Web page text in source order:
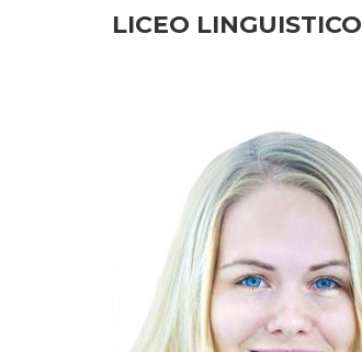
LICEO LINGUISTICO